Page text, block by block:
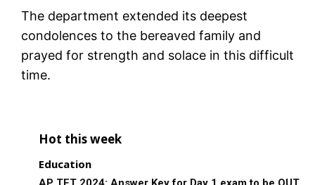
The department extended its deepest
condolences to the bereaved family and
prayed for strength and solace in this difficult
time.
Hot this week
Education